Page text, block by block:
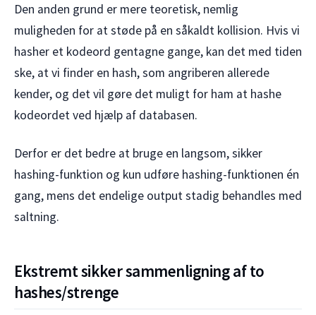
Den anden grund er mere teoretisk, nemlig
muligheden for at støde på en såkaldt kollision. Hvis vi
hasher et kodeord gentagne gange, kan det med tiden
ske, at vi finder en hash, som angriberen allerede
kender, og det vil gøre det muligt for ham at hashe
kodeordet ved hjælp af databasen.
Derfor er det bedre at bruge en langsom, sikker
hashing-funktion og kun udføre hashing-funktionen én
gang, mens det endelige output stadig behandles med
saltning.
Ekstremt sikker sammenligning af to
hashes/strenge